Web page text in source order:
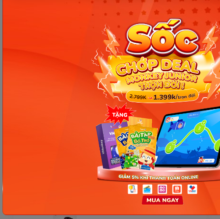
Thông tin trong bài viết được tổng hợp nhằm
mục đích tham khảo và có thể thay đổi mà
không cần báo trước. Quý khách vui lòng
kiểm tra lại qua các kênh chính thức hoặc liên
hệ trực tiếp với đơn vị liên quan để nắm bắt
Các Bài Viết Mới Nhất